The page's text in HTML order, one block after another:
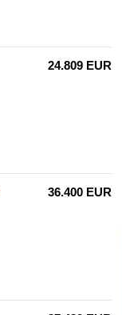
24.809 EUR
36.400 EUR